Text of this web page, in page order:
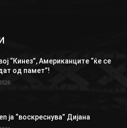
“Кинез”, Aмериканците “ќе се
од памет”!
ја “воскреснува” Дијана